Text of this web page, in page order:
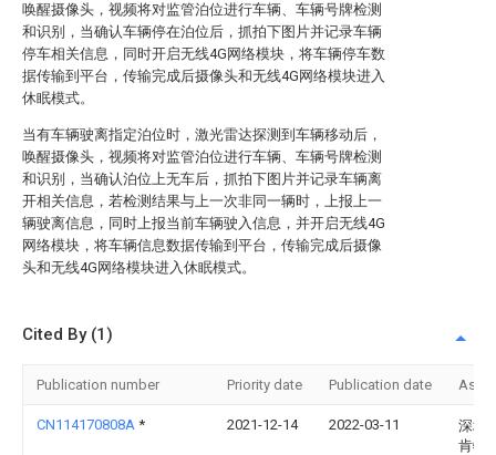
唤醒摄像头，视频将对监管泊位进行车辆、车辆号牌检测
和识别，当确认车辆停在泊位后，抓拍下图片并记录车辆
停车相关信息，同时开启无线4G网络模块，将车辆停车数
据传输到平台，传输完成后摄像头和无线4G网络模块进入
休眠模式。
当有车辆驶离指定泊位时，激光雷达探测到车辆移动后，
唤醒摄像头，视频将对监管泊位进行车辆、车辆号牌检测
和识别，当确认泊位上无车后，抓拍下图片并记录车辆离
开相关信息，若检测结果与上一次非同一辆时，上报上一
辆驶离信息，同时上报当前车辆驶入信息，并开启无线4G
网络模块，将车辆信息数据传输到平台，传输完成后摄像
头和无线4G网络模块进入休眠模式。
Cited By (1)
Publication number Priority date Publication date
CN114170808A * 2021-12-14 2022-03-11
深圳
肯特